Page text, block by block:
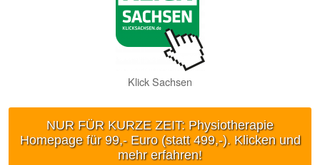
Klick Sachsen
NUR FÜR KURZE ZEIT: Physiotherapie
Homepage für 99,- Euro (statt 499,-). Klicken und
mehr erfahren!